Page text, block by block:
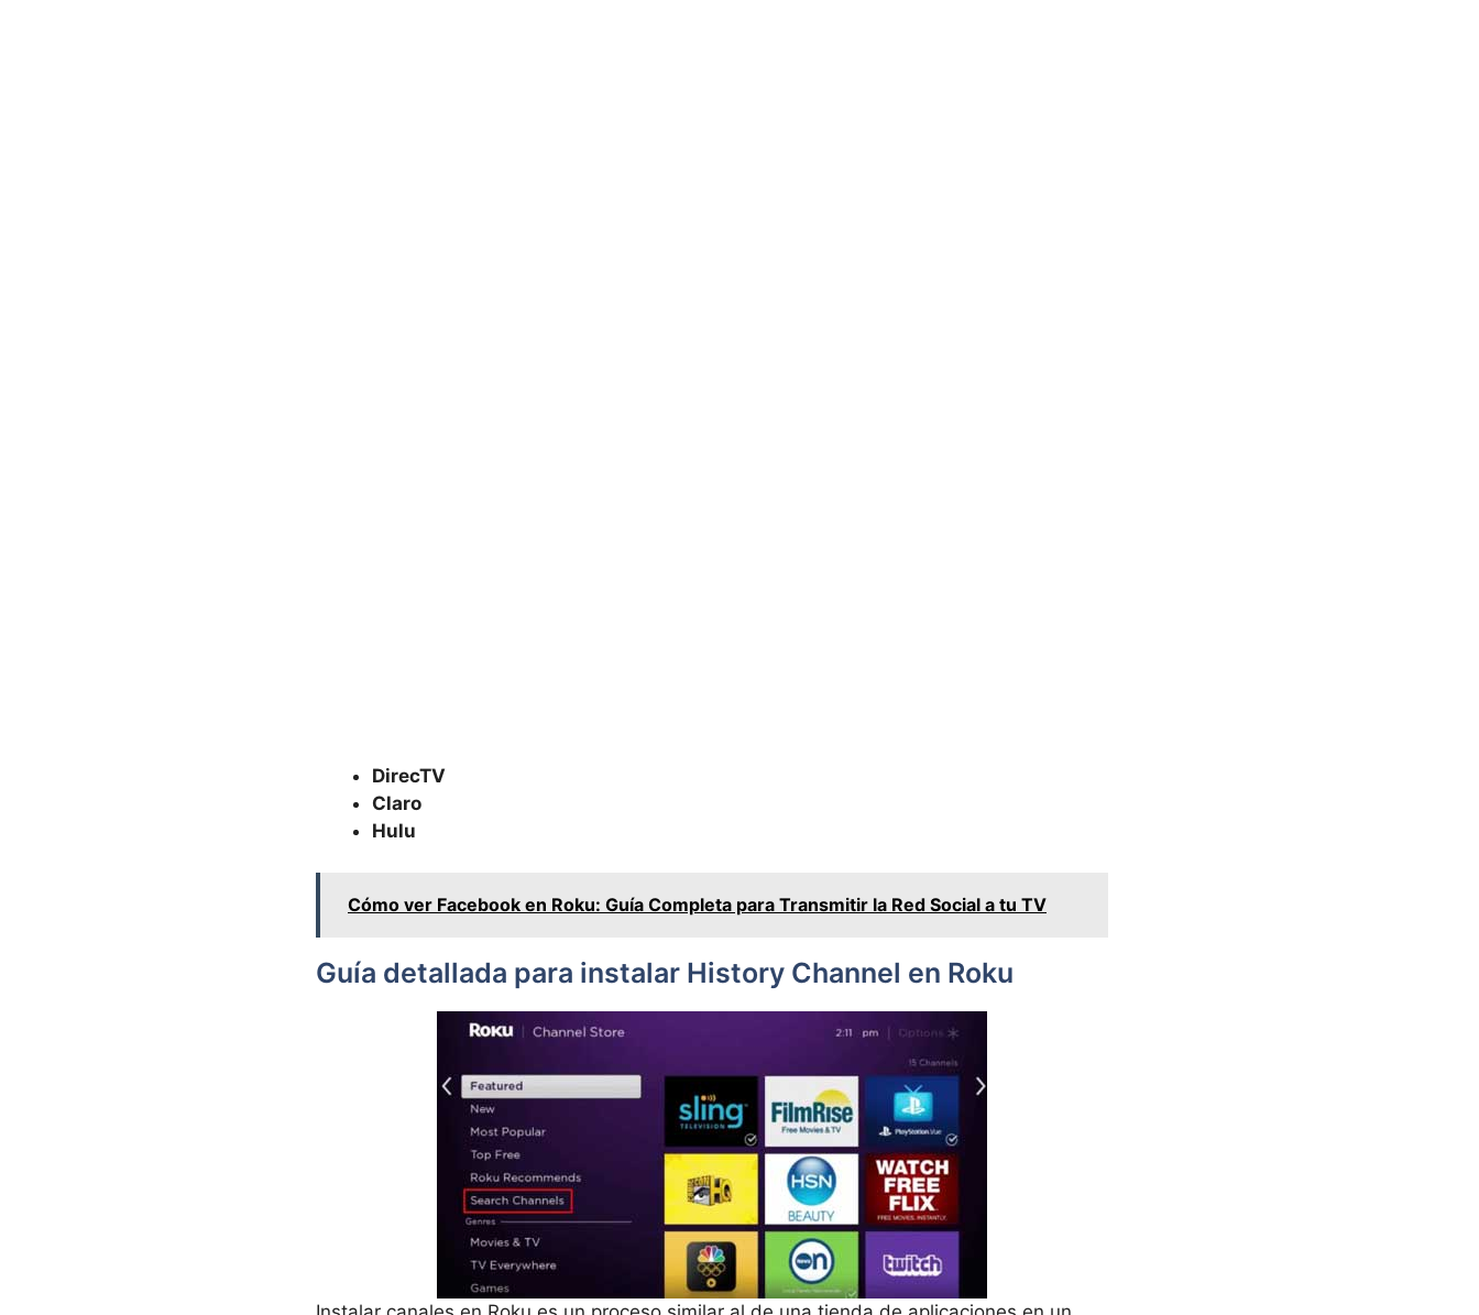
DirecTV
Claro
Hulu
Cómo ver Facebook en Roku: Guía Completa para Transmitir la Red Social a tu TV
Guía detallada para instalar History Channel en Roku